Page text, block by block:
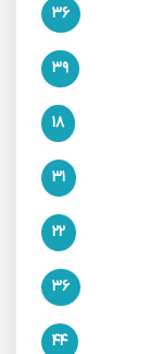
36
39
18
31
22
36
44